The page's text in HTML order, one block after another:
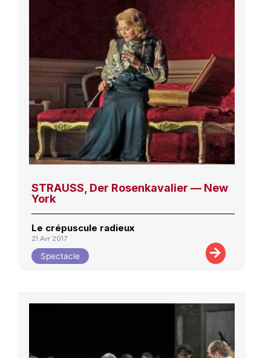
STRAUSS, Der Rosenkavalier — New
York
Le crépuscule radieux
21 Avr 2017
Spectacle